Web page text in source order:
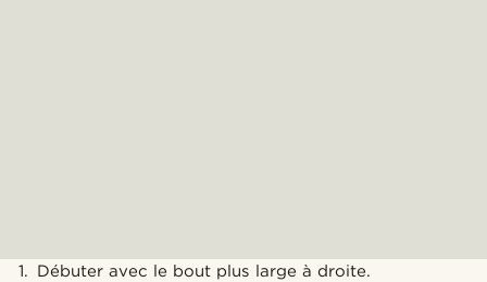
Débuter avec le bout plus large à droite.